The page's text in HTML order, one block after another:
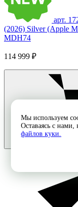
арт.
(2026) Silver (Apple
MDH74
114 999 ₽
Мы используем
Оставаясь с нами,
файлов куки.